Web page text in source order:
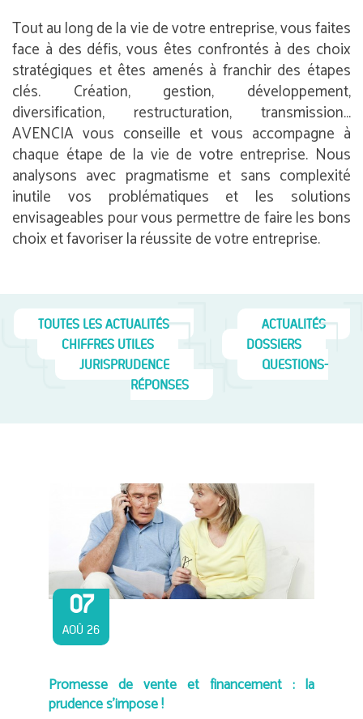
Tout au long de la vie de votre entreprise, vous faites
face à des défis, vous êtes confrontés à des choix
stratégiques et êtes amenés à franchir des étapes
clés. Création, gestion, développement,
diversification, restructuration, transmission…
AVENCIA vous conseille et vous accompagne à
chaque étape de la vie de votre entreprise. Nous
analysons avec pragmatisme et sans complexité
inutile vos problématiques et les solutions
envisageables pour vous permettre de faire les bons
choix et favoriser la réussite de votre entreprise.
TOUTES LES ACTUALITÉS
ACTUALITÉS
CHIFFRES UTILES
DOSSIERS
JURISPRUDENCE
QUESTIONS-
RÉPONSES
07
AOÛ 26
Promesse de vente et financement : la
prudence s’impose !